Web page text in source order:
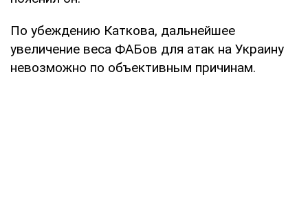
По убеждению Каткова, дальнейшее
увеличение веса ФАБов для атак на Украину
невозможно по объективным причинам.